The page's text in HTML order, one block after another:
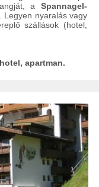
a Spannagel-
Legyen nyaralás vagy
szállások (hotel,
apartman.